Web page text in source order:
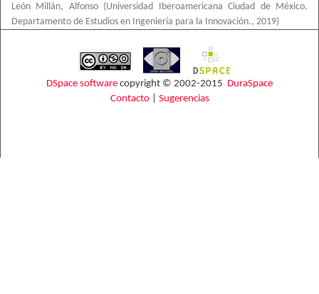
León Millán, Alfonso (Universidad Iberoamericana Ciudad de México.
Departamento de Estudios en Ingeniería para la Innovación., 2019)
DSpace software copyright © 2002-2015 DuraSpace
Contacto| Sugerencias